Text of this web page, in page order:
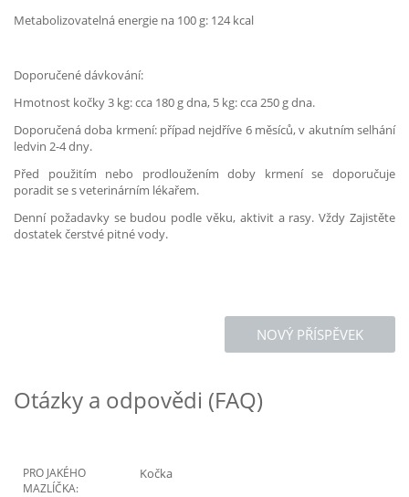
Metabolizovatelná energie na 100 g: 124 kcal
Doporučené dávkování:
Hmotnost kočky 3 kg: cca 180 g dna, 5 kg: cca 250 g dna.
Doporučená doba krmení: případ nejdříve 6 měsíců, v akutním selhání
ledvin 2-4 dny.
Před použitím nebo prodloužením doby krmení se doporučuje
poradit se s veterinárním lékařem.
Denní požadavky se budou podle věku, aktivit a rasy. Vždy Zajistěte
dostatek čerstvé pitné vody.
NOVÝ PŘÍSPĚVEK
Otázky a odpovědi (FAQ)
PRO JAKÉHO
MAZLÍČKA:
Kočka